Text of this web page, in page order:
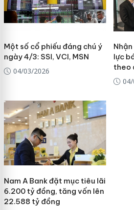
Một số cổ phiếu đáng chú ý
ngày 4/3: SSI, VCI, MSN
04/03/2026
lực
theo
Nam A Bank đặt mục tiêu lãi
6.200 tỷ đồng, tăng vốn lên
22.588 tỷ đồng